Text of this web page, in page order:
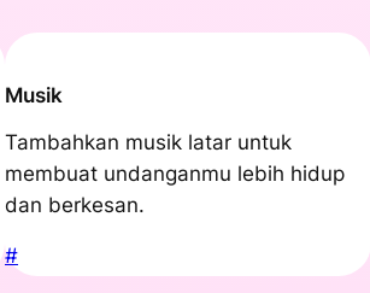
Musik
Tambahkan musik latar untuk
membuat undanganmu lebih hidup
dan berkesan.
#